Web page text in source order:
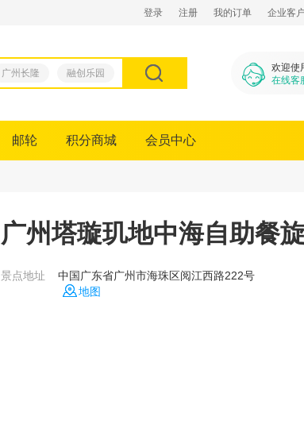
登录 注册 我的订单 企业客户
广州长隆 融创乐园
欢迎使
在线客
邮轮 积分商城 会员中心
广州塔璇玑地中海自助餐
景点地址
中国广东省广州市海珠区阅江西路222号
地图